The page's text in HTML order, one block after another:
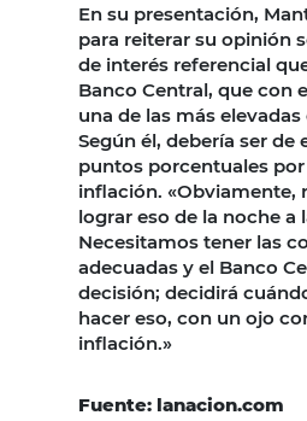
En su presentación,
para reiterar su opinión
de interés referencial
Banco Central, que con
una de las más
Según él, debería ser de
puntos porcentuales por
inflación. «Obviamente,
lograr eso de la noche a
Necesitamos tener las
adecuadas y el Banco
decisión; decidirá
hacer eso, con un ojo
inflación.»
Fuente: lanacion.com